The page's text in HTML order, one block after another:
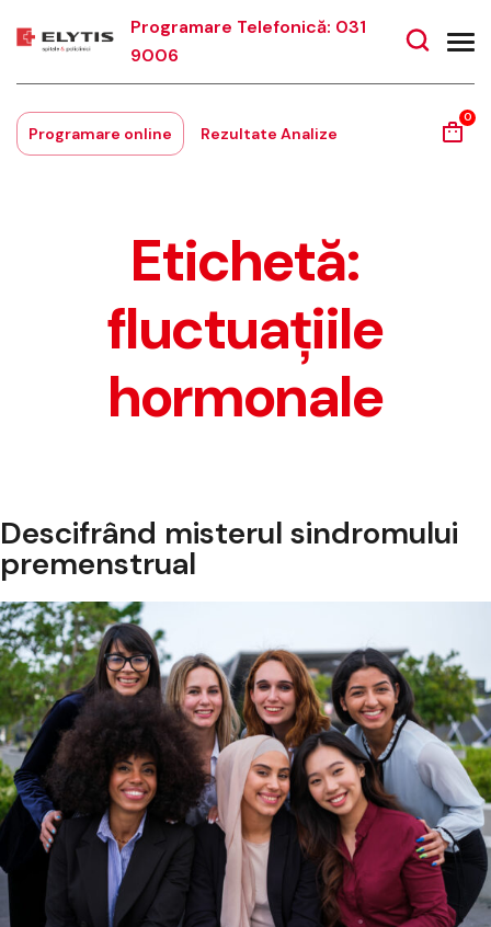
Programare Telefonică: 031
9006
Programare online Rezultate Analize
0
Etichetă:
fluctuațiile
hormonale
Descifrând misterul sindromului
premenstrual